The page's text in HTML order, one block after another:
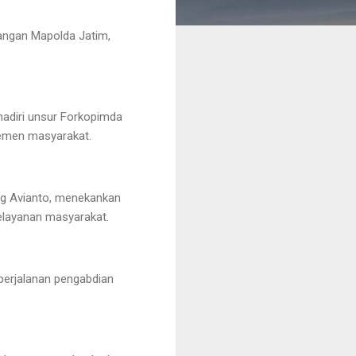
Mapolda Jatim,
unsur Forkopimda
masyarakat.
Avianto, menekankan
masyarakat.
pengabdian